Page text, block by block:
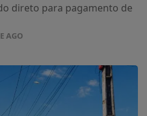
direto para pagamento de
AGO